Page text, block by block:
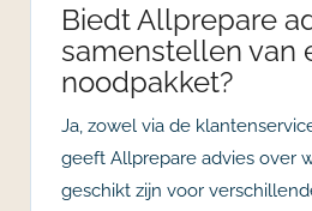
Biedt Allprepare
samenstellen van
noodpakket?
Ja, zowel via de
geeft Allprepare advies over
geschikt zijn voor